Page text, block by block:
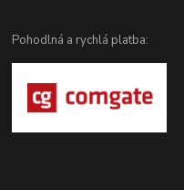
Pohodlná a rychlá platba: